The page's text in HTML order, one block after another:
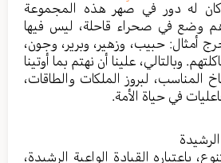
له دور في صهر هذه المجموعة
وضع في صحراء قاحلة، ليس فيها
أمثال: حبيب، وزهير، وبرير، وجون،
وبالتالي، علينا أن نهتم بما أوتينا
المناسب، لبروز الملكات والطاقات،
في حياة الأمة.
باعتباره القيادة الواعية الرشيدة،